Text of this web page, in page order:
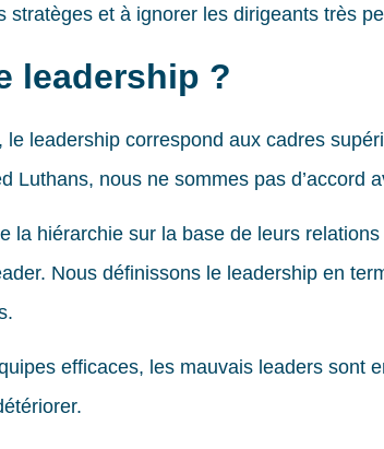
stratèges et à ignorer les dirigeants très
leadership ?
leadership correspond aux cadres
Luthans, nous ne sommes pas d’accord
la hiérarchie sur la base de leurs
Nous définissons le leadership en
efficaces, les mauvais leaders sont